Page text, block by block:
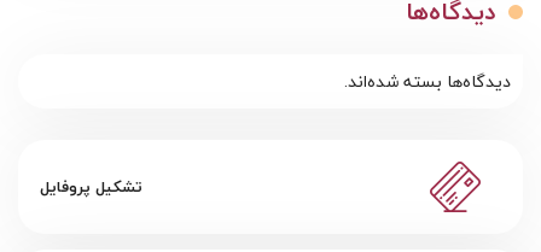
دیدگاه‌ها
دیدگاه‌ها بسته شده‌اند.
تشکیل پروفایل